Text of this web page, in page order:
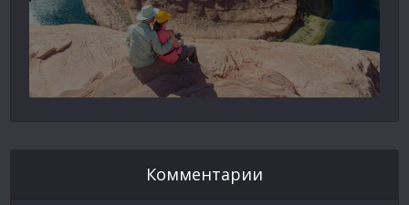
Комментарии